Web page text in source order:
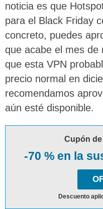
noticia es que
para el Black Friday
concreto, puedes
que acabe el mes de
que esta VPN
precio normal en
recomendamos
aún esté disponible.
Cupón
-70 % en la
Descuento